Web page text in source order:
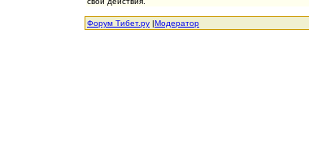
Форум Тибет.ру |Модератор